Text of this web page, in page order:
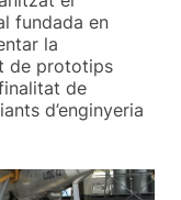
fundada en
la
de prototips
de
d’enginyeria